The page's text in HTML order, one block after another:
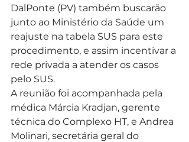
DalPonte (PV) também buscarão
junto ao Ministério da Saúde um
reajuste na tabela SUS para este
procedimento, e assim incentivar a
rede privada a atender os casos
pelo SUS.
A reunião foi acompanhada pela
médica Márcia Kradjan, gerente
técnica do Complexo HT, e Andrea
Molinari, secretária geral do